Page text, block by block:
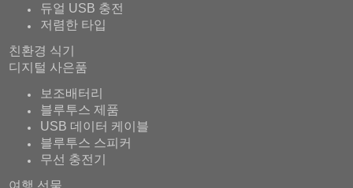
듀얼 USB 충전
저렴한 타입
친환경 식기
디지털 사은품
보조배터리
블루투스 제품
USB 데이터 케이블
블루투스 스피커
무선 충전기
여행 선물